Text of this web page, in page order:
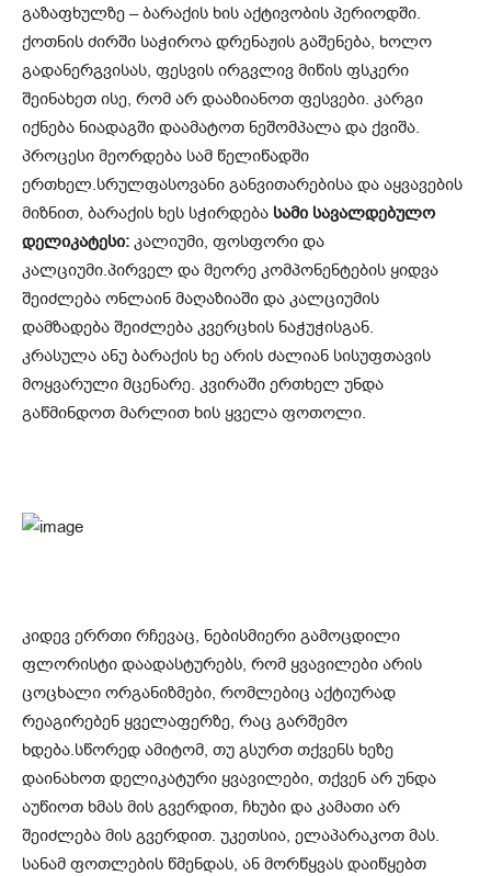
გაზაფხულზე – ბარაქის ხის აქტივობის პერიოდში.
ქოთნის ძირში საჭიროა დრენაჟის გაშენება, ხოლო
გადანერგვისას, ფესვის ირგვლივ მიწის ფსკერი
შეინახეთ ისე, რომ არ დააზიანოთ ფესვები. კარგი
იქნება ნიადაგში დაამატოთ ნეშომპალა და ქვიშა.
პროცესი მეორდება სამ წელიწადში
ერთხელ.სრულფასოვანი განვითარებისა და აყვავების
მიზნით, ბარაქის ხეს სჭირდება სამი სავალდებულო
დელიკატესი: კალიუმი, ფოსფორი და
კალციუმი.პირველ და მეორე კომპონენტების ყიდვა
შეიძლება ონლაინ მაღაზიაში და კალციუმის
დამზადება შეიძლება კვერცხის ნაჭუჭისგან.
კრასულა ანუ ბარაქის ხე არის ძალიან სისუფთავის
მოყვარული მცენარე. კვირაში ერთხელ უნდა
გაწმინდოთ მარლით ხის ყველა ფოთოლი.
კიდევ ერრთი რჩევაც, ნებისმიერი გამოცდილი
ფლორისტი დაადასტურებს, რომ ყვავილები არის
ცოცხალი ორგანიზმები, რომლებიც აქტიურად
რეაგირებენ ყველაფერზე, რაც გარშემო
ხდება.სწორედ ამიტომ, თუ გსურთ თქვენს ხეზე
დაინახოთ დელიკატური ყვავილები, თქვენ არ უნდა
აუწიოთ ხმას მის გვერდით, ჩხუბი და კამათი არ
შეიძლება მის გვერდით. უკეთსია, ელაპარაკოთ მას.
სანამ ფოთლების წმენდას, ან მორწყვას დაიწყებთ